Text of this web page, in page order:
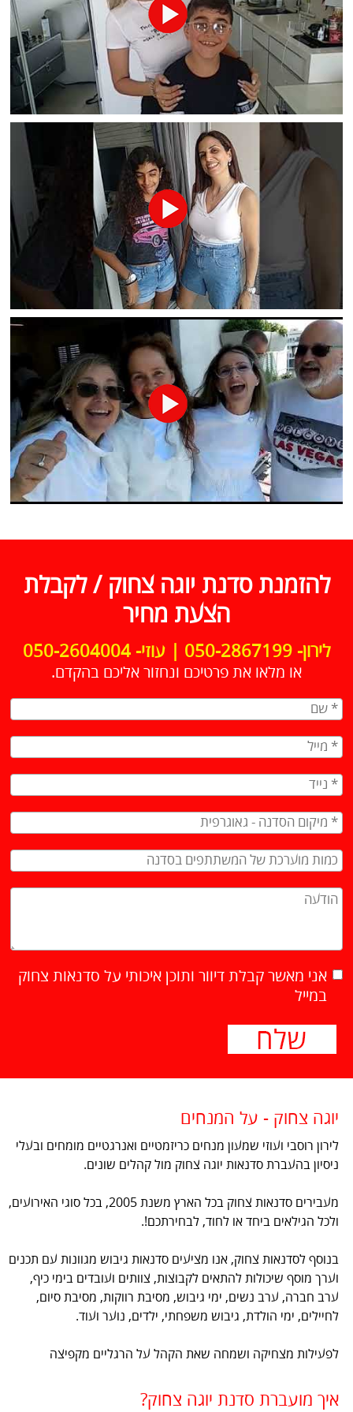
להזמנת סדנת יוגה צחוק / לקבלת
הצעת מחיר
לירון- 050-2867199 | עוזי- 050-2604004
או מלאו את פרטיכם ונחזור אליכם בהקדם.
אני מאשר קבלת דיוור ותוכן איכותי על סדנאות צחוק
במייל
יוגה צחוק - על המנחים
לירון רוסבי ועוזי שמעון מנחים כריזמטיים ואנרגטיים מומחים ובעלי
ניסיון בהעברת סדנאות יוגה צחוק מול קהלים שונים.
מעבירים סדנאות צחוק בכל הארץ משנת 2005, בכל סוגי האירועים,
ולכל הגילאים ביחד או לחוד, לבחירתכם!.
בנוסף לסדנאות צחוק, אנו מציעים סדנאות גיבוש מגוונות עם תכנים
וערך מוסף שיכולות להתאים לקבוצות, צוותים ועובדים בימי כיף,
ערב חברה, ערב נשים, ימי גיבוש, מסיבת רווקות, מסיבת סיום,
לחיילים, ימי הולדת, גיבוש משפחתי, ילדים, נוער ועוד.
לפעילות מצחיקה ושמחה שאת הקהל על הרגליים מקפיצה
איך מועברת סדנת יוגה צחוק?